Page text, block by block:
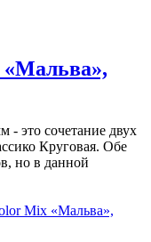
это сочетание двух
Круговая. Обе
но в данной
Mix «Мальва»,